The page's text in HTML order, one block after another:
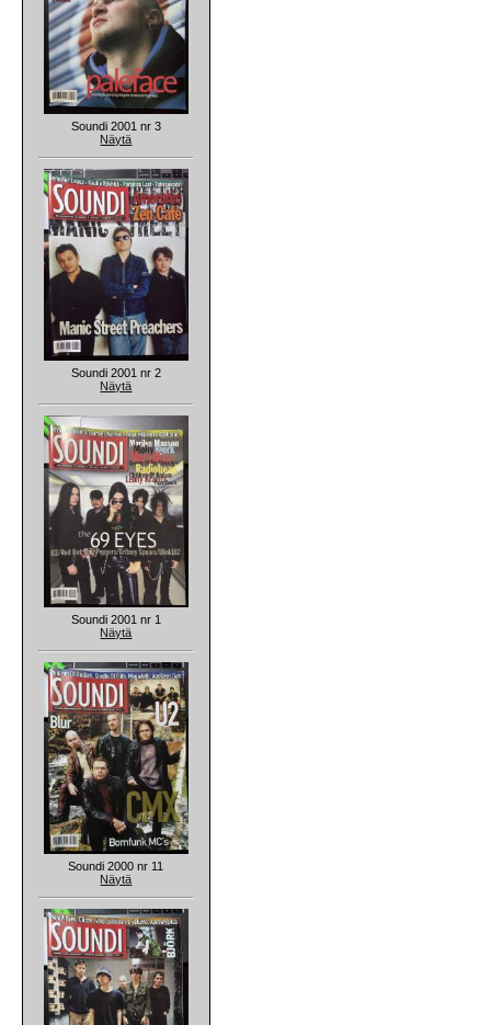
Soundi 2001 nr 3
Näytä
Soundi 2001 nr 2
Näytä
Soundi 2001 nr 1
Näytä
Soundi 2000 nr 11
Näytä